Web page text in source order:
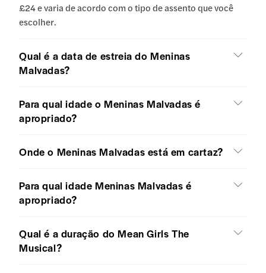
£24 e varia de acordo com o tipo de assento que você
escolher.
Qual é a data de estreia do Meninas
Malvadas?
Para qual idade o Meninas Malvadas é
apropriado?
Onde o Meninas Malvadas está em cartaz?
Para qual idade Meninas Malvadas é
apropriado?
Qual é a duração do Mean Girls The
Musical?